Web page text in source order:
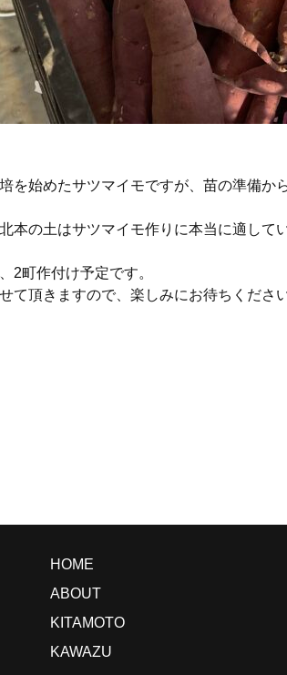
を始めたサツマイモですが、苗の準備か
本の土はサツマイモ作りに本当に適して
2町作付け予定です。
て頂きますので、楽しみにお待ちください
HOME
ABOUT
KITAMOTO
KAWAZU